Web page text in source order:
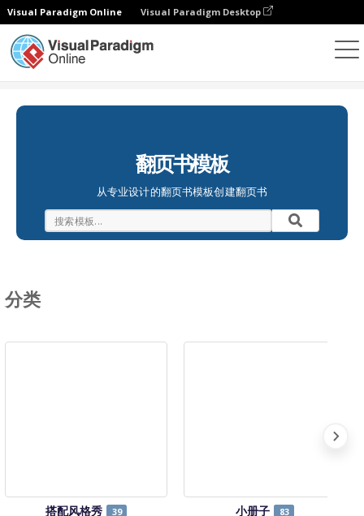
Visual Paradigm Online Visual Paradigm Desktop
翻页书模板
从专业设计的翻页书模板创建翻页书
分类
搭配风格秀 39 小册子 83